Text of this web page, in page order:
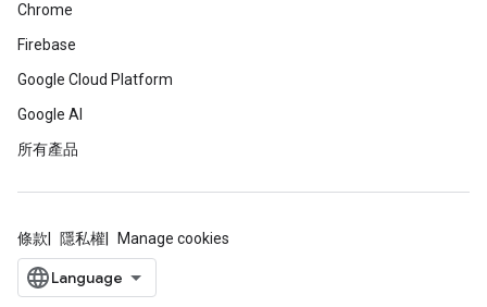
Chrome
Firebase
Google Cloud Platform
Google AI
所有產品
條款 隱私權 Manage cookies